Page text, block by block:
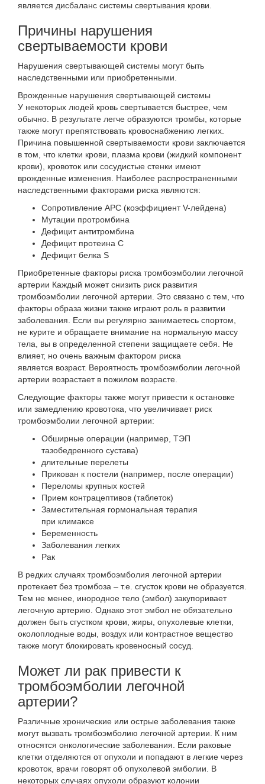
является дисбаланс системы свертывания крови
Причины нарушения
свертываемости крови
Нарушения свертывающей системы могут быть
наследственными или приобретенными.
Врожденные нарушения свертывающей системы
У некоторых людей кровь свертывается быстрее, чем
обычно. В результате легче образуются тромбы, которые
также могут препятствовать кровоснабжению легких.
Причина повышенной свертываемости крови заключается
в том, что клетки крови, плазма крови (жидкий компонент
крови), кровоток или сосудистые стенки имеют
врожденные изменения. Наиболее распространенными
наследственными факторами риска являются:
Сопротивление APC (коэффициент V-лейдена)
Мутации протромбина
Дефицит антитромбина
Дефицит протеина С
Дефицит белка S
Приобретенные факторы риска тромбоэмболии легочной
артерии Каждый может снизить риск развития
тромбоэмболии легочной артерии. Это связано с тем, что
факторы образа жизни также играют роль в развитии
заболевания. Если вы регулярно занимаетесь спортом,
не курите и обращаете внимание на нормальную массу
тела, вы в определенной степени защищаете себя. Не
влияет, но очень важным фактором риска
является возраст. Вероятность тромбоэмболии легочной
артерии возрастает в пожилом возрасте.
Следующие факторы также могут привести к остановке
или замедлению кровотока, что увеличивает риск
тромбоэмболии легочной артерии:
Обширные операции (например, ТЭП
тазобедренного сустава)
длительные перелеты
Прикован к постели (например, после операции)
Переломы крупных костей
Прием контрацептивов (таблеток)
Заместительная гормональная терапия
при климаксе
Беременность
Заболевания легких
Рак
В редких случаях тромбоэмболия легочной артерии
протекает без тромбоза – т.е. сгусток крови не образуется.
Тем не менее, инородное тело (эмбол) закупоривает
легочную артерию. Однако этот эмбол не обязательно
должен быть сгустком крови, жиры, опухолевые клетки,
околоплодные воды, воздух или контрастное вещество
также могут блокировать кровеносный сосуд.
Может ли рак привести к
тромбоэмболии легочной
артерии?
Различные хронические или острые заболевания также
могут вызвать тромбоэмболию легочной артерии. К ним
относятся онкологические заболевания. Если раковые
клетки отделяются от опухоли и попадают в легкие через
кровоток, врачи говорят об опухолевой эмболии. В
некоторых случаях опухоли образуют колонии